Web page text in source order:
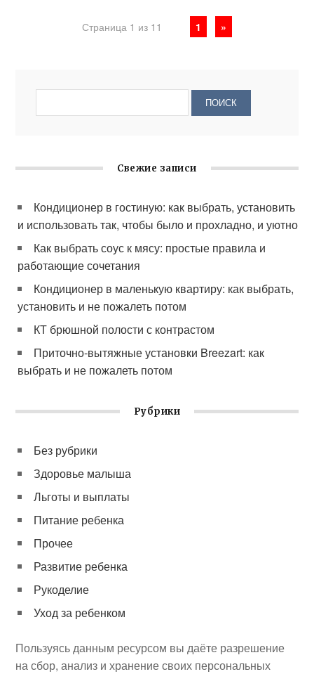
Страница 1 из 11 1 »
Свежие записи
Кондиционер в гостиную: как выбрать, установить
и использовать так, чтобы было и прохладно, и уютно
Как выбрать соус к мясу: простые правила и
работающие сочетания
Кондиционер в маленькую квартиру: как выбрать,
установить и не пожалеть потом
КТ брюшной полости с контрастом
Приточно-вытяжные установки Breezart: как
выбрать и не пожалеть потом
Рубрики
Без рубрики
Здоровье малыша
Льготы и выплаты
Питание ребенка
Прочее
Развитие ребенка
Рукоделие
Уход за ребенком
Пользуясь данным ресурсом вы даёте разрешение
на сбор, анализ и хранение своих персональных